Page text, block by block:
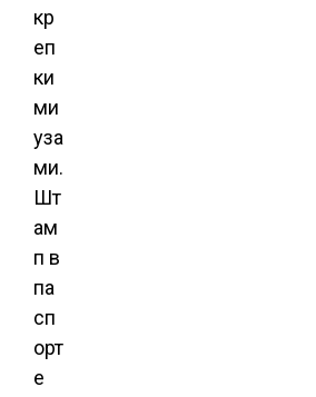
кр
еп
ки
ми
уза
ми.
Шт
ам
п в
па
сп
орт
е